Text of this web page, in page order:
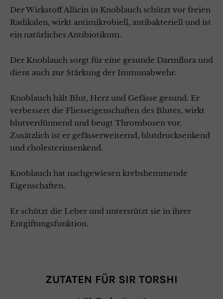
Der Wirkstoff Allicin in Knoblauch schützt vor freien
Radikalen, wirkt antimikrobiell, antibakteriell und ist
ein natürliches Antibiotikum.
Der Knoblauch sorgt für eine gesunde Darmflora und
dient auch zur Stärkung der Immunabwehr.
Knoblauch hält Blut, Herz und Gefässe gesund. Er
verbessert die Fliesseigenschaften des Blutes, wirkt
blutverdünnend und beugt Thrombosen vor.
Zusätzlich ist er gefässerweiternd, blutdrucksenkend
und cholesterinsenkend.
Knoblauch hat nachgewiesen krebshemmende
Eigenschaften.
Er schützt die Leber und unterstützt sie in ihrer
Entgiftungsfunktion.
ZUTATEN FÜR SIR TORSHI